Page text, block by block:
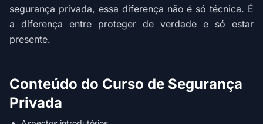
segurança privada, essa diferença não é só técnica. É
a diferença entre proteger de verdade e só estar
presente.
Conteúdo do Curso de Segurança
Privada